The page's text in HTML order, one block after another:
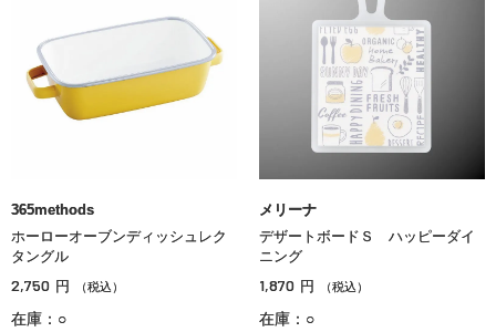
365methods
ホーローオーブンディッシュレク
タングル
2,750 円 （税込）
在庫：○
メリーナ
デザートボードＳ ハッピーダイ
ニング
1,870 円 （税込）
在庫：○